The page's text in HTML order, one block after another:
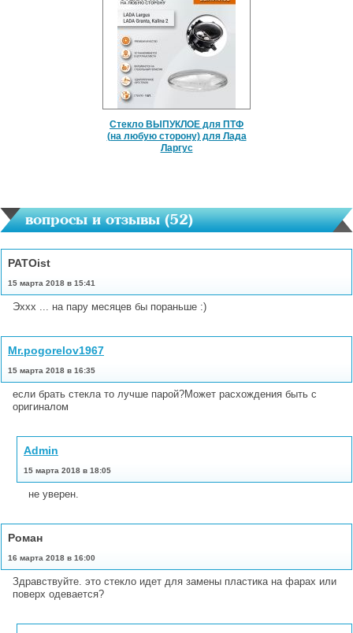
Стекло ВЫПУКЛОЕ для ПТФ
(на любую сторону) для Лада
Ларгус
вопросы и отзывы (52)
PATOist
15 марта 2018 в 15:41
Эххх ... на пару месяцев бы пораньше :)
Mr.pogorelov1967
15 марта 2018 в 16:35
если брать стекла то лучше парой?Может расхождения быть с
оригиналом
Admin
15 марта 2018 в 18:05
не уверен.
Роман
16 марта 2018 в 16:00
Здравствуйте. это стекло идет для замены пластика на фарах или
поверх одевается?